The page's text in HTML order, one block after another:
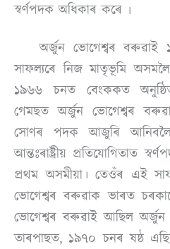
স্বর্ণপদক অধিকাৰ কৰে ৷
অৰ্জুন ভোগেশ্বৰ বৰুৱাই
সাফল্যৰে নিজ মাতৃভূমি
১৯৬৬ চনত বেংককত
গেমছত অৰ্জুন ভোগেশ্বৰ
সোণৰ পদক আজুৰি আনিবলৈ
আন্তঃৰাষ্ট্ৰীয় প্ৰতিযোগিতাত
প্ৰথম অসমীয়া। তেওঁৰ এই
ভোগেশ্বৰ বৰুৱাক ভাৰত
ভোগেশ্বৰ বৰুৱাই আছিল অৰ্জুন
তাৰপাছত, ১৯৭০ চনৰ ষষ্ঠ